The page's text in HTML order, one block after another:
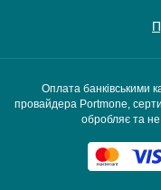
Оплата банківськими
провайдера Portmone,
обробляє та не